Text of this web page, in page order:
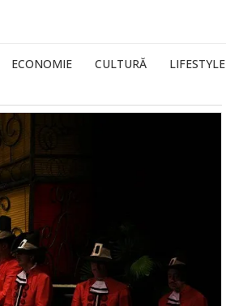
ECONOMIE CULTURĂ LIFESTYLE